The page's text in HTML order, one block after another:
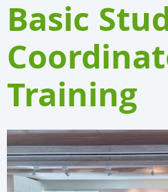
Basic
Training